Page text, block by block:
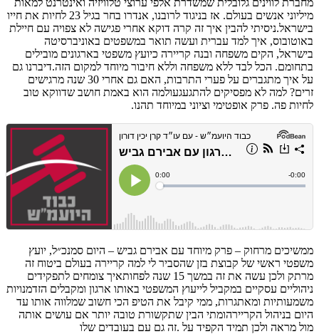
מיליוני אנשים בעולם. אז בניגוד לרובנו, אנדרו בחר בגיל 23 לחיות את חייו
בישראל.ניסיתי להבין איך זה קרה דוקא אחרי פגישה לא צפויה עם חיילת
באוטובוס, איך למד עברית ועשה תואר במשפטים באוניברסיטה
בישראל, הקים משפחה ובנה קריירה כיועץ משפטי בארגונים מובילים
בתחומם. הכל לבד ללא משפחה וללא חיבור מיוחד למקום הזה.דיברנו גם
על איך מתגברים על פערי התרבות, האם גם אחרי 30 שנה מרגישים
זרים? למה לא מפסיקים להתגעגעולמה הוא באמת חושב שדווקא טוב
לחיות פה. פרק אופטימי וציוני במיוחד תהנו.
ממשיכים מרחוק – פרק מיוחד עם אבירם גביש – היום סמנכ״ל, יועץ
משפטי ראשי של קבוצת בזן שהסביר לי למה קריירה בעולם ביטוח זה
מרתק ולכן עשה את זה במשך 15 שנה לפחותאיך צומחים לתפקידים
ניהוליים עסקיים במקביל לייעוץ המשפטי באותו ארגון ומקבלים הזדמנויות
משמעותיות ומאתגרות, ממי קיבל את הטיפ הכי חשוב שמלווה אותו עד
היום בניהול הקריירהומתי הבין שתקשורת טובה יותר אם עושים אותה
מול מראה ולכן תמיד הקפיד על .זה גם עם בעובדים שלו